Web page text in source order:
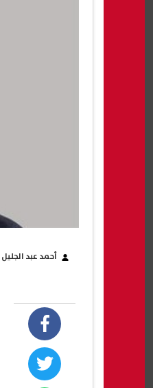
أحمد عبد الجليل